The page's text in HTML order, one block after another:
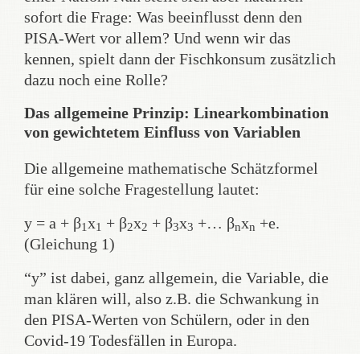
sofort die Frage: Was beeinflusst denn den
PISA-Wert vor allem? Und wenn wir das
kennen, spielt dann der Fischkonsum zusätzlich
dazu noch eine Rolle?
Das allgemeine Prinzip: Linearkombination
von gewichtetem Einfluss von Variablen
Die allgemeine mathematische Schätzformel
für eine solche Fragestellung lautet:
y = a + β1x1 + β2x2 + β3x3 +… βnxn +e.
(Gleichung 1)
“y” ist dabei, ganz allgemein, die Variable, die
man klären will, also z.B. die Schwankung in
den PISA-Werten von Schülern, oder in den
Covid-19 Todesfällen in Europa.